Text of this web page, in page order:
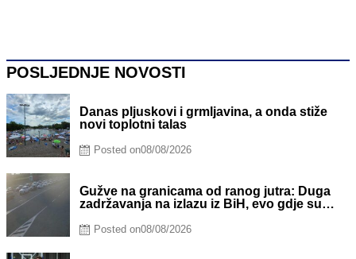
POSLJEDNJE NOVOSTI
Danas pljuskovi i grmljavina, a onda stiže
novi toplotni talas
Posted on08/08/2026
Gužve na granicama od ranog jutra: Duga
zadržavanja na izlazu iz BiH, evo gdje su
Posted on08/08/2026